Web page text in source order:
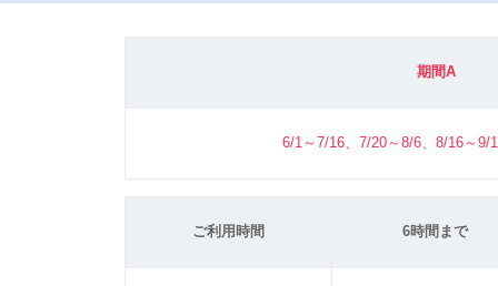
期間A
6/1～7/16、7/20～8/6、8/16～9/
ご利用時間 6時間まで